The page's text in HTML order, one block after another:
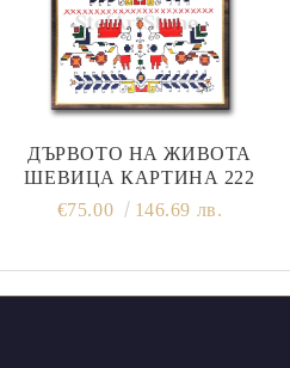
ДЪРВОТО НА ЖИВОТА
ШЕВИЦА КАРТИНА 222
€75.00
146.69 лв.